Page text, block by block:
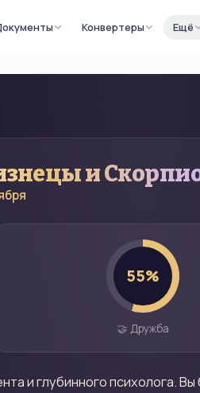
Конвертеры Ещё
и
55%
🤝 Дружба
и глубинного психолога.